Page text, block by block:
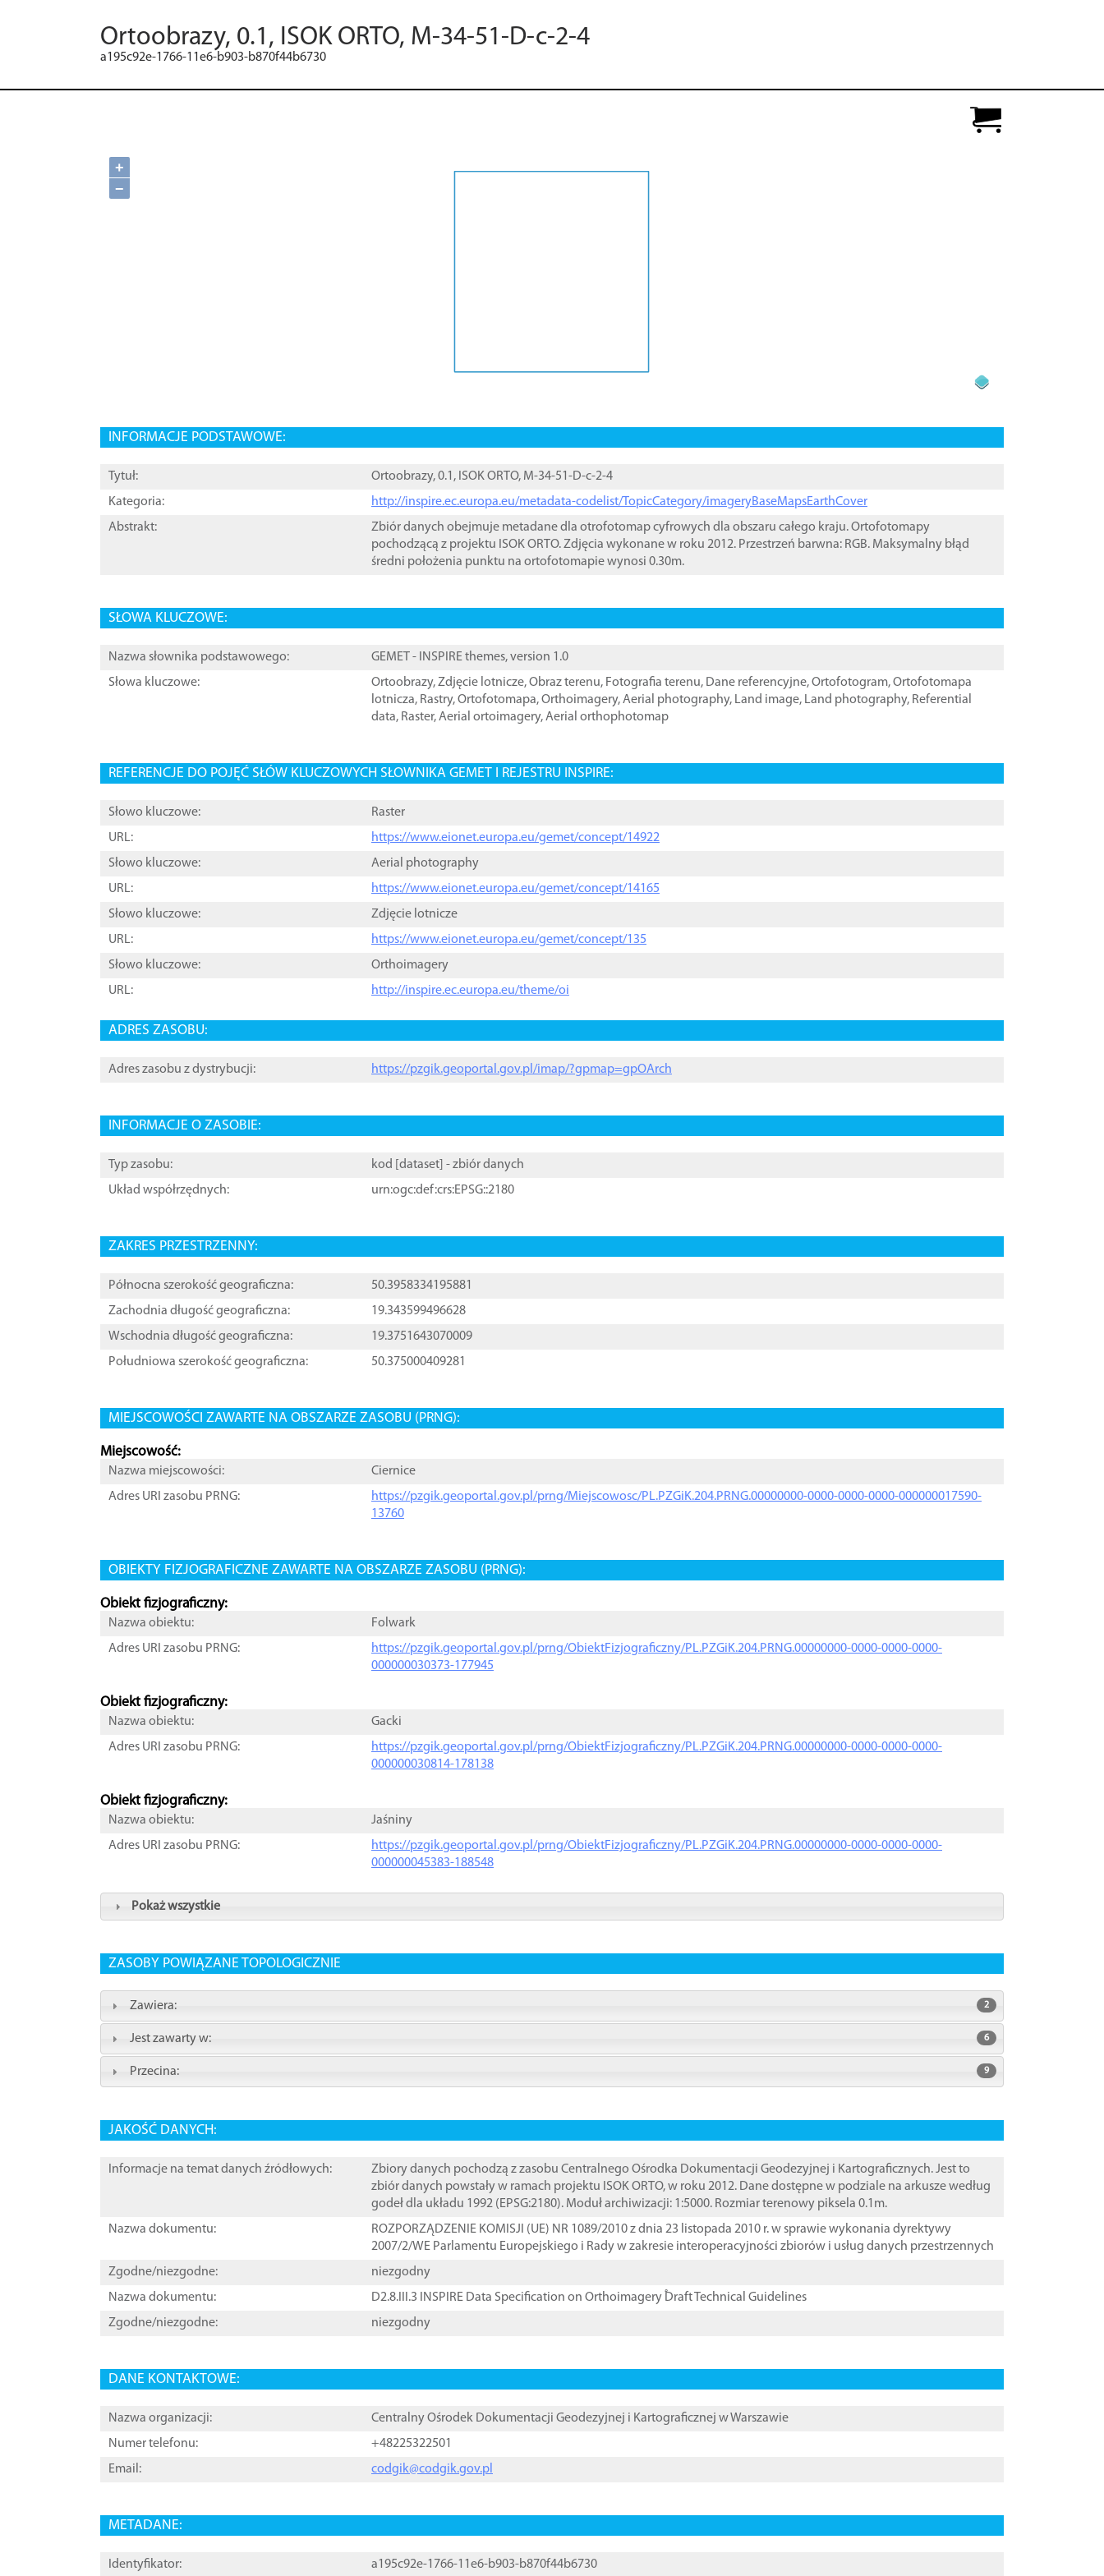
Ortoobrazy, 0.1, ISOK ORTO, M-34-51-D-c-2-4
a195c92e-1766-11e6-b903-b870f44b6730
+
−
INFORMACJE PODSTAWOWE:
Tytuł:
Ortoobrazy, 0.1, ISOK ORTO, M-34-51-D-c-2-4
Kategoria:
http://inspire.ec.europa.eu/metadata-codelist/TopicCategory/imageryBaseMapsEarthCover
Abstrakt:
Zbiór danych obejmuje metadane dla otrofotomap cyfrowych dla obszaru całego kraju. Ortofotomapy
pochodzącą z projektu ISOK ORTO. Zdjęcia wykonane w roku 2012. Przestrzeń barwna: RGB. Maksymalny błąd
średni położenia punktu na ortofotomapie wynosi 0.30m.
SŁOWA KLUCZOWE:
Nazwa słownika podstawowego:
GEMET - INSPIRE themes, version 1.0
Słowa kluczowe:
Ortoobrazy,Zdjęcie lotnicze,Obraz terenu, Fotografia terenu, Dane referencyjne,Ortofotogram,Ortofotomapa
lotnicza, Rastry,Ortofotomapa,Orthoimagery,Aerial photography, Land image, Land photography, Referential
data, Raster,Aerial ortoimagery,Aerial orthophotomap
REFERENCJE DO POJĘĆ SŁÓW KLUCZOWYCH SŁOWNIKA GEMET I REJESTRU INSPIRE:
Słowo kluczowe:
Raster
URL:
https://www.eionet.europa.eu/gemet/concept/14922
Słowo kluczowe:
Aerial photography
URL:
https://www.eionet.europa.eu/gemet/concept/14165
Słowo kluczowe:
Zdjęcie lotnicze
URL:
https://www.eionet.europa.eu/gemet/concept/135
Słowo kluczowe:
Orthoimagery
URL:
http://inspire.ec.europa.eu/theme/oi
ADRES ZASOBU:
Adres zasobu z dystrybucji: https://pzgik.geoportal.gov.pl/imap/?gpmap=gpOArch
INFORMACJE O ZASOBIE:
Typ zasobu: kod [ dataset ] - zbiór danych
Układ współrzędnych:
urn:ogc:def:crs:EPSG::2180
ZAKRES PRZESTRZENNY:
Północna szerokość geograficzna:
50.3958334195881
Zachodnia długość geograficzna:
19.343599496628
Wschodnia długość geograficzna:
19.3751643070009
Południowa szerokość geograficzna:
50.375000409281
MIEJSCOWOŚCI ZAWARTE NA OBSZARZE ZASOBU (PRNG):
Miejscowość:
Nazwa miejscowości:
Ciernice
Adres URI zasobu PRNG:
https://pzgik.geoportal.gov.pl/prng/Miejscowosc/PL.PZGiK.204.PRNG.00000000-0000-0000-0000-000000017590-
13760
OBIEKTY FIZJOGRAFICZNE ZAWARTE NA OBSZARZE ZASOBU (PRNG):
Obiekt fizjograficzny:
Nazwa obiektu:
Folwark
Adres URI zasobu PRNG:
https://pzgik.geoportal.gov.pl/prng/ObiektFizjograficzny/PL.PZGiK.204.PRNG.00000000-0000-0000-0000-
000000030373-177945
Obiekt fizjograficzny:
Nazwa obiektu:
Gacki
Adres URI zasobu PRNG:
https://pzgik.geoportal.gov.pl/prng/ObiektFizjograficzny/PL.PZGiK.204.PRNG.00000000-0000-0000-0000-
000000030814-178138
Obiekt fizjograficzny:
Nazwa obiektu:
Jaśniny
Adres URI zasobu PRNG:
https://pzgik.geoportal.gov.pl/prng/ObiektFizjograficzny/PL.PZGiK.204.PRNG.00000000-0000-0000-0000-
000000045383-188548
Pokaż wszystkie
ZASOBY POWIĄZANE TOPOLOGICZNIE
Zawiera: 2
Jest zawarty w: 6
Przecina: 9
JAKOŚĆ DANYCH:
Informacje na temat danych źródłowych:
Zbiory danych pochodzą z zasobu Centralnego Ośrodka Dokumentacji Geodezyjnej i Kartograficznych. Jest to
zbiór danych powstały w ramach projektu ISOK ORTO, w roku 2012. Dane dostępne w podziale na arkusze według
godeł dla układu 1992 (EPSG:2180). Moduł archiwizacji: 1:5000. Rozmiar terenowy piksela 0.1m.
Nazwa dokumentu:
ROZPORZĄDZENIE KOMISJI (UE) NR 1089/2010 z dnia 23 listopada 2010 r. w sprawie wykonania dyrektywy
2007/2/WE Parlamentu Europejskiego i Rady w zakresie interoperacyjności zbiorów i usług danych przestrzennych
Zgodne/niezgodne:
niezgodny
Nazwa dokumentu:
D2.8.III.3 INSPIRE Data Specification on Orthoimagery ֠Draft Technical Guidelines
Zgodne/niezgodne:
niezgodny
DANE KONTAKTOWE:
Nazwa organizacji:
Centralny Ośrodek Dokumentacji Geodezyjnej i Kartograficznej w Warszawie
Numer telefonu:
+48225322501
Email:
codgik@codgik.gov.pl
METADANE:
Identyfikator: a195c92e-1766-11e6-b903-b870f44b6730